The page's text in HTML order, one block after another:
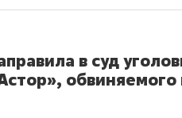
в суд